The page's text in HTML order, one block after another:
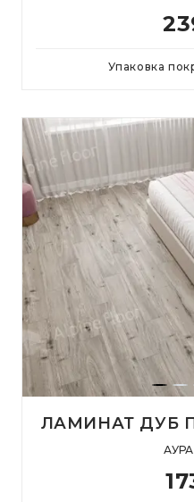
Упаковка
ЛАМИНАТ ДУБ
АУРА